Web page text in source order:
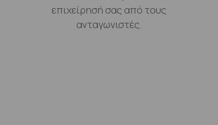
επιχείρησή σας από τους
ανταγωνιστές.